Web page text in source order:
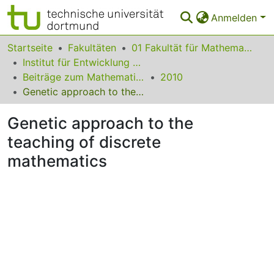
Anmelden
Bereiche & Sammlungen
Das gesamte Repositorium
Statistiken
FAQ
Leitlinien
Zurück zur Startseite
Startseite Fakultäten
01 Fakultät für Mathematik
Institut für Entwicklung und Erforschung des Mathematikunterrichts
Beiträge zum Mathematikunterricht
2010
Genetic approach to the teaching of discrete mathematics
Genetic approach to the
teaching of discrete
mathematics